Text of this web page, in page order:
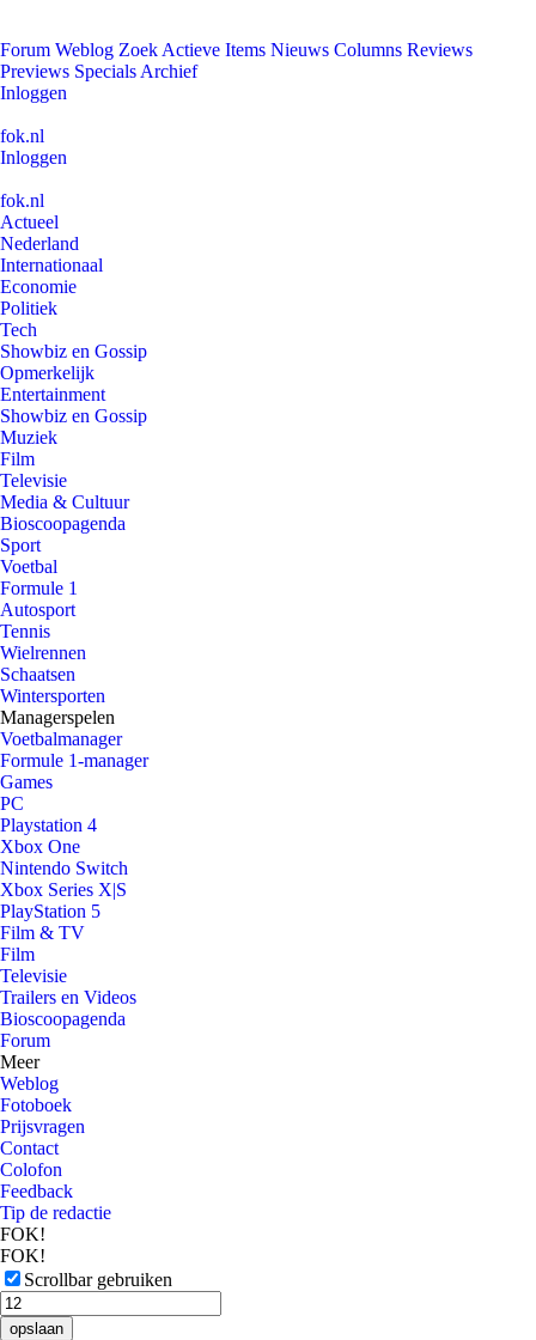
Forum Weblog Zoek Actieve Items Nieuws Columns Reviews
Previews Specials Archief
Inloggen
fok.nl
Inloggen
fok.nl
Actueel
Nederland
Internationaal
Economie
Politiek
Tech
Showbiz en Gossip
Opmerkelijk
Entertainment
Showbiz en Gossip
Muziek
Film
Televisie
Media & Cultuur
Bioscoopagenda
Sport
Voetbal
Formule 1
Autosport
Tennis
Wielrennen
Schaatsen
Wintersporten
Managerspelen
Voetbalmanager
Formule 1-manager
Games
PC
Playstation 4
Xbox One
Nintendo Switch
Xbox Series X|S
PlayStation 5
Film & TV
Film
Televisie
Trailers en Videos
Bioscoopagenda
Forum
Meer
Weblog
Fotoboek
Prijsvragen
Contact
Colofon
Feedback
Tip de redactie
FOK!
FOK!
Scrollbar gebruiken
opslaan